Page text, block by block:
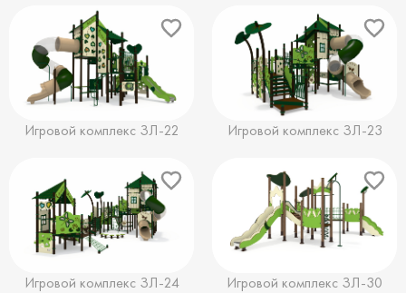
Игровой комплекс ЗЛ-22 Игровой комплекс ЗЛ-23
Игровой комплекс ЗЛ-24 Игровой комплекс ЗЛ-30